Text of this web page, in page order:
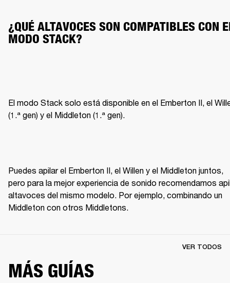
¿QUÉ ALTAVOCES SON COMPATIBLES CON
MODO STACK?
El modo Stack solo está disponible en el Emberton II, el
(1.ª gen) y el Middleton (1.ª gen).
Puedes apilar el Emberton II, el Willen y el Middleton juntos,
pero para la mejor experiencia de sonido recomendamos
altavoces del mismo modelo. Por ejemplo, combinando un
Middleton con otros Middletons.
MÁS GUÍAS
VER TODOS